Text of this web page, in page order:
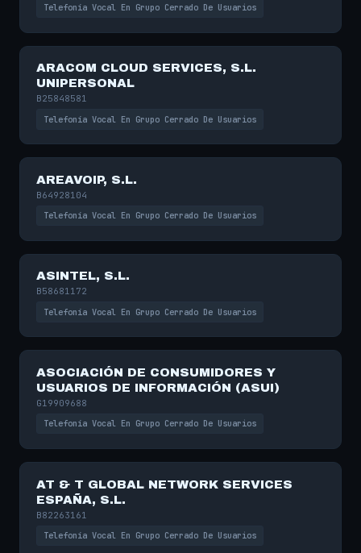
Telefonía Vocal En Grupo Cerrado De Usuarios
ARACOM CLOUD SERVICES, S.L.
UNIPERSONAL
B25848581
Telefonía Vocal En Grupo Cerrado De Usuarios
AREAVOIP, S.L.
B64928104
Telefonía Vocal En Grupo Cerrado De Usuarios
ASINTEL, S.L.
B58681172
Telefonía Vocal En Grupo Cerrado De Usuarios
ASOCIACIÓN DE CONSUMIDORES Y
USUARIOS DE INFORMACIÓN (ASUI)
G19909688
Telefonía Vocal En Grupo Cerrado De Usuarios
AT & T GLOBAL NETWORK SERVICES
ESPAÑA, S.L.
B82263161
Telefonía Vocal En Grupo Cerrado De Usuarios